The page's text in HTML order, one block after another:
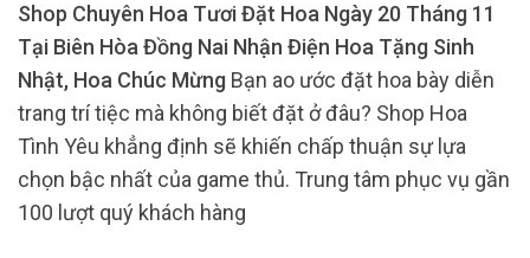
Shop Chuyên Hoa Tươi Đặt Hoa Ngày 20 Tháng 11
Tại Biên Hòa Đồng Nai Nhận Điện Hoa Tặng Sinh
Nhật, Hoa Chúc Mừng Bạn ao ước đặt hoa bày diễn
trang trí tiệc mà không biết đặt ở đâu? Shop Hoa
Tình Yêu khẳng định sẽ khiến chấp thuận sự lựa
chọn bậc nhất của game thủ. Trung tâm phục vụ gần
100 lượt quý khách hàng